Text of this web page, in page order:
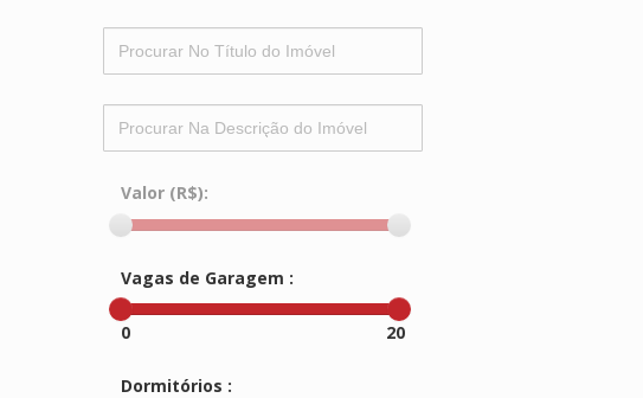
Valor (R$):
Vagas de Garagem :
0 20
Dormitórios :